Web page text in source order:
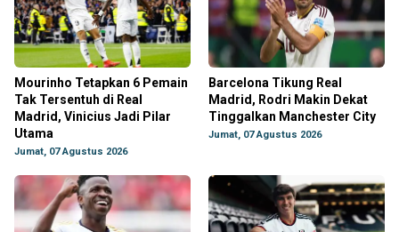
Mourinho Tetapkan 6 Pemain
Tak Tersentuh di Real
Madrid, Vinicius Jadi Pilar
Utama
Jumat, 07 Agustus 2026
Barcelona Tikung Real
Madrid, Rodri Makin Dekat
Tinggalkan Manchester City
Jumat, 07 Agustus 2026